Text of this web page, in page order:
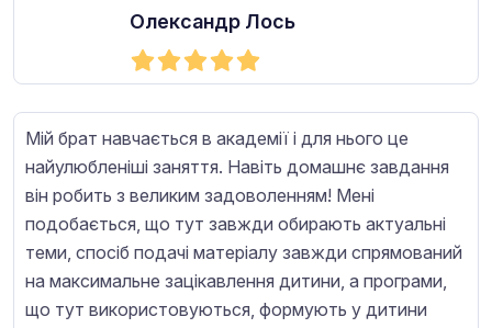
Олександр Лось
Мій брат навчається в академії і для нього це
найулюбленіші заняття. Навіть домашнє завдання
він робить з великим задоволенням! Мені
подобається, що тут завжди обирають актуальні
теми, спосіб подачі матеріалу завжди спрямований
на максимальне зацікавлення дитини, а програми,
що тут використовуються, формують у дитини